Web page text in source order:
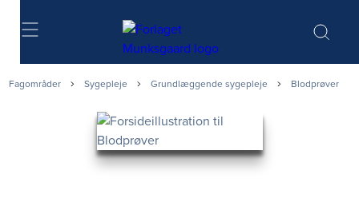
Søg
Fagområder Sygepleje Grundlæggende sygepleje Blodprøver